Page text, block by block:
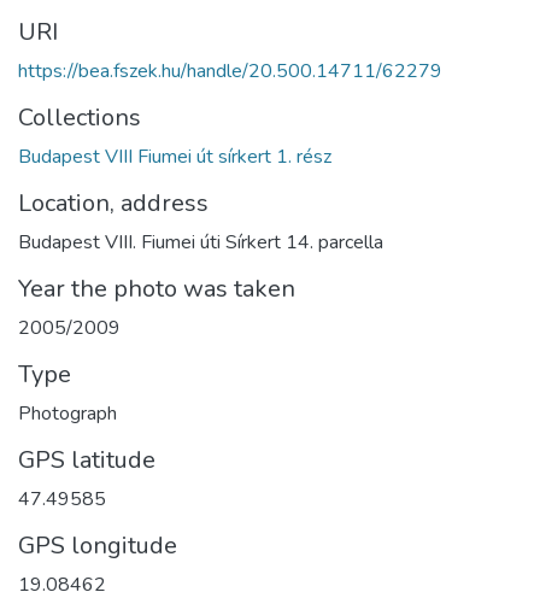
URI
https://bea.fszek.hu/handle/20.500.14711/62279
Collections
Budapest VIII Fiumei út sírkert 1. rész
Location, address
Budapest VIII. Fiumei úti Sírkert 14. parcella
Year the photo was taken
2005/2009
Type
Photograph
GPS latitude
47.49585
GPS longitude
19.08462